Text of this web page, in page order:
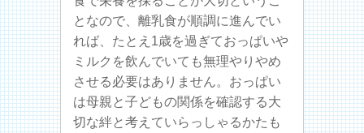
となので、離乳食が順調に進んでい
れば、たとえ1歳を過ぎておっぱいや
ミルクを飲んでいても無理やりやめ
させる必要はありません。おっぱい
は母親と子どもの関係を確認する大
切な絆と考えていらっしゃるかたも